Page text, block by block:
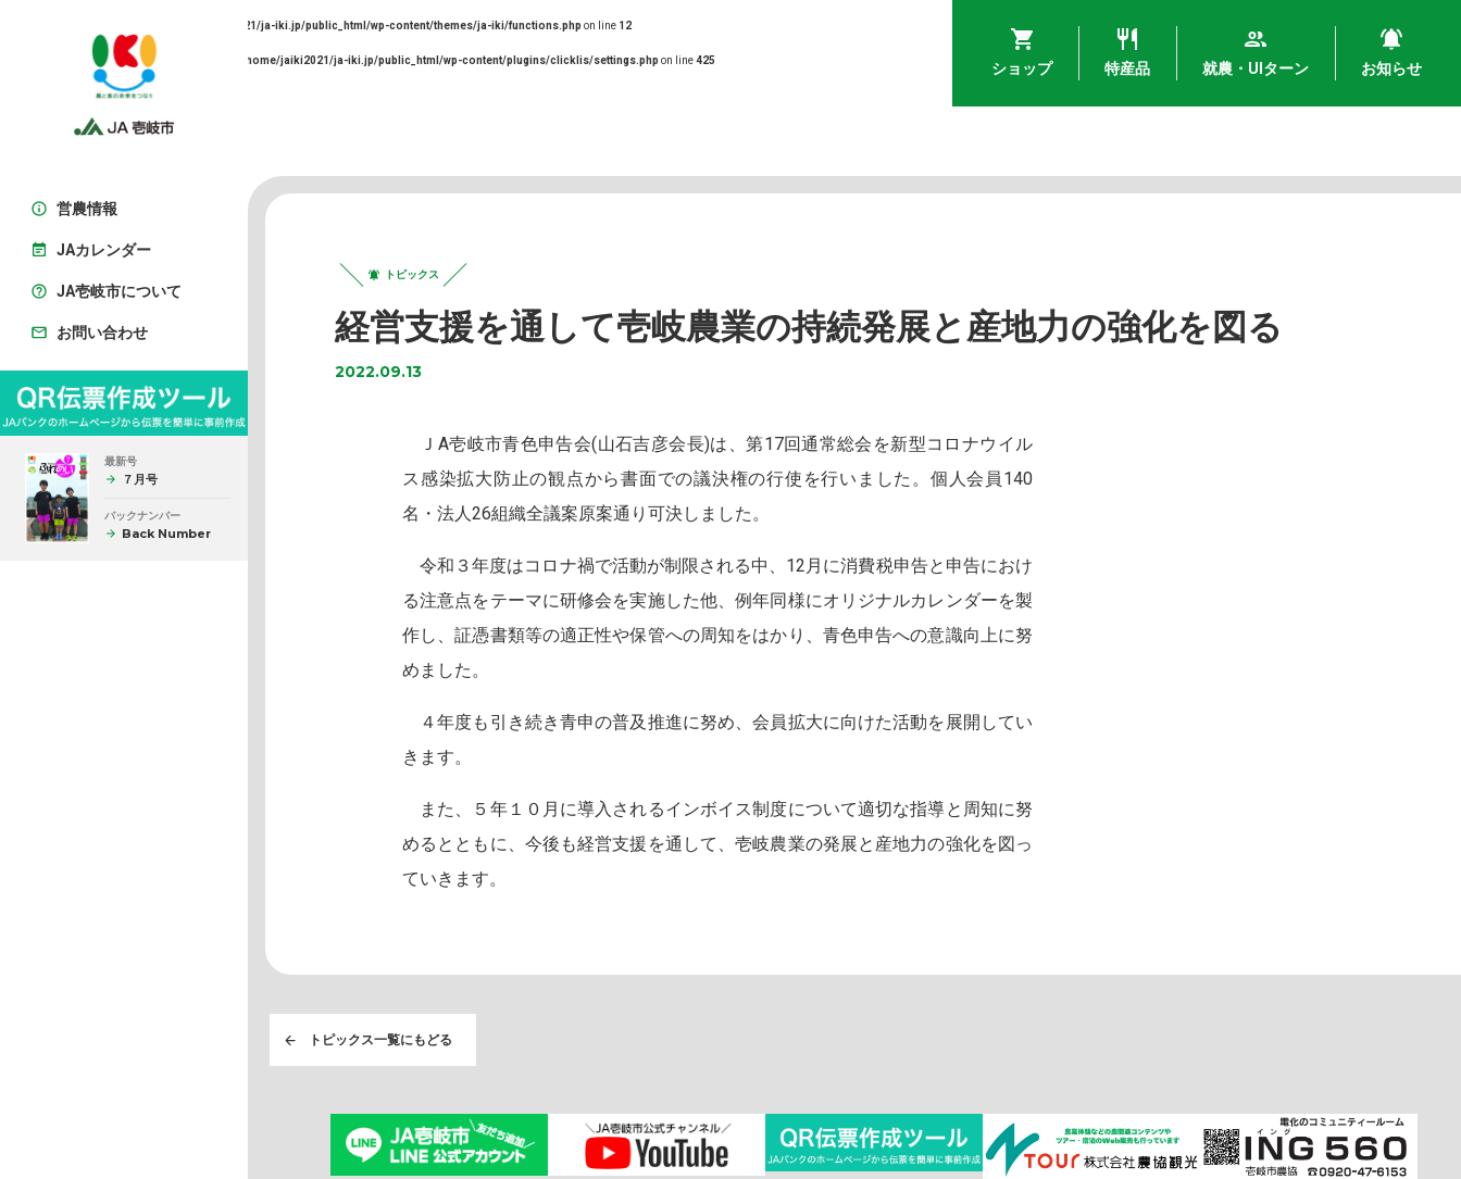
/home/jaiki2021/ja-iki.jp/public_html/wp-content/themes/ja-iki/functions.php on line 12
: Trying to access array offset on false in /home/jaiki2021/ja-iki.jp/public_html/wp-content/plugins/clicklis/settings.php on line425
営農情報
JAカレンダー
JA壱岐市について
お問い合わせ
最新号
７月号
バックナンバー
Back Number
ショップ 特産品 就農・UIターン お知らせ
トピックス
経営支援を通して壱岐農業の持続発展と産地力の強化を図る
2022.09.13
ＪA壱岐市青色申告会(山石吉彦会長)は、第17回通常総会を新型コロナウイル
ス感染拡大防止の観点から書面での議決権の行使を行いました。個人会員140
名・法人26組織全議案原案通り可決しました。
令和３年度はコロナ禍で活動が制限される中、12月に消費税申告と申告におけ
る注意点をテーマに研修会を実施した他、例年同様にオリジナルカレンダーを製
作し、証憑書類等の適正性や保管への周知をはかり、青色申告への意識向上に努
めました。
４年度も引き続き青申の普及推進に努め、会員拡大に向けた活動を展開してい
きます。
また、５年１０月に導入されるインボイス制度について適切な指導と周知に努
めるとともに、今後も経営支援を通して、壱岐農業の発展と産地力の強化を図っ
ていきます。
トピックス一覧にもどる